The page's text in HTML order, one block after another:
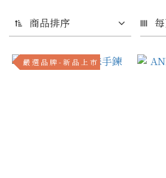
折扣一律購物車
商品排序
嚴 選 品 牌 - 新 品 上 市